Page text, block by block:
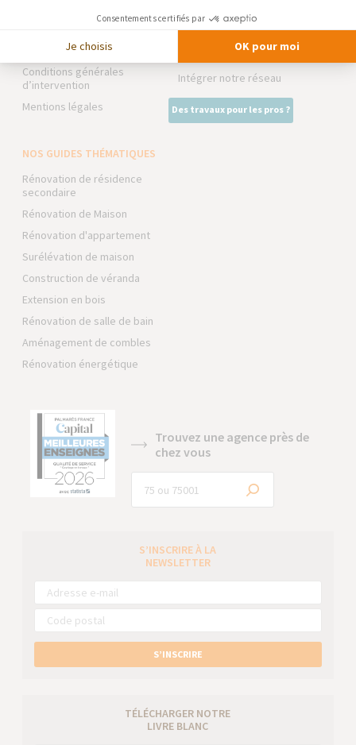
Foire aux Questions
Conditions générales
d’intervention
Mentions légales
La Maison des Architectes
Expert Bricolage
Intégrer notre réseau
Des travaux pour les pros ?
NOS GUIDES THÉMATIQUES
Rénovation de résidence
secondaire
Rénovation de Maison
Rénovation d'appartement
Surélévation de maison
Construction de véranda
Extension en bois
Rénovation de salle de bain
Aménagement de combles
Rénovation énergétique
Trouvez une agence près de
chez vous
S’INSCRIRE À LA
NEWSLETTER
S’INSCRIRE
TÉLÉCHARGER NOTRE
LIVRE BLANC
Consentements certifiés par
Je choisis OK pour moi